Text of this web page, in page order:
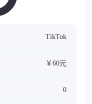
TikTok
￥60元
0